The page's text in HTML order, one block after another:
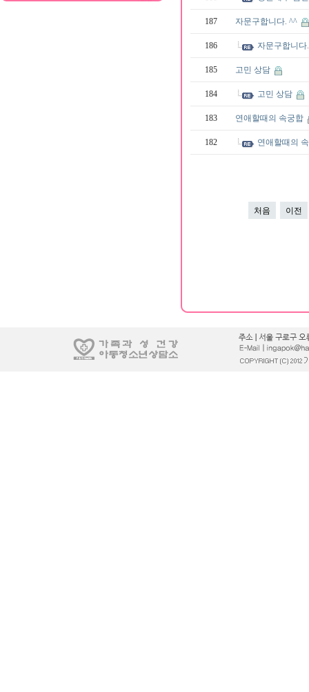
187 자문구합니다. ^^
186 자문구합니
185 고민 상담
184 고민 상담
183 연애할때의 속궁합
182 연애할때의
처음 이전